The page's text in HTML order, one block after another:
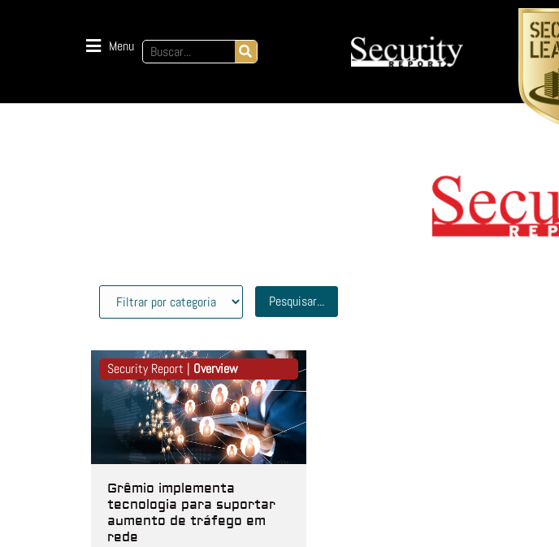
Menu
Pesquisar...
Security Report | Overview
Grêmio implementa
tecnologia para suportar
aumento de tráfego em
rede